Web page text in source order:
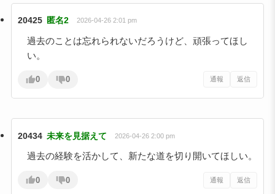
20425 匿名2 2026-04-26 2:01 pm
過去のことは忘れられないだろうけど、頑張ってほし
い。
0 0 通報 返信
20434 未来を見据えて 2026-04-26 2:00 pm
過去の経験を活かして、新たな道を切り開いてほしい。
0 0 通報 返信